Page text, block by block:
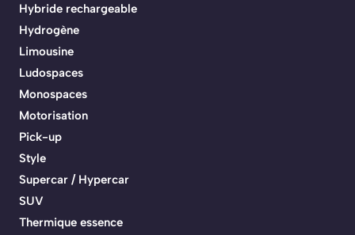
Hybride rechargeable
Hydrogène
Limousine
Ludospaces
Monospaces
Motorisation
Pick-up
Style
Supercar / Hypercar
SUV
Thermique essence